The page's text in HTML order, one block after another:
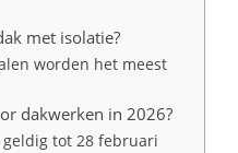
met isolatie?
worden het meest
dakwerken in 2026?
tot 28 februari